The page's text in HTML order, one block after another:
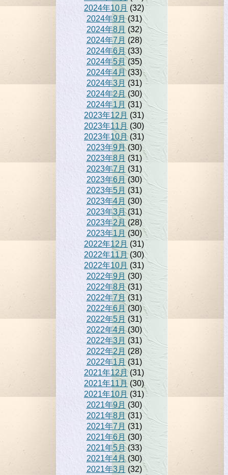
2024年10月 (32)
2024年9月(31)
2024年8月 (32)
2024年7月 (28)
2024年6月(33)
2024年5月(35)
2024年4月(33)
2024年3月(31)
2024年2月 (30)
2024年1月 (31)
2023年12月 (31)
2023年11月(30)
2023年10月(31)
2023年9月(30)
2023年8月 (31)
2023年7月 (31)
2023年6月 (30)
2023年5月 (31)
2023年4月 (30)
2023年3月(31)
2023年2月(28)
2023年1月 (30)
2022年12月 (31)
2022年11月 (30)
2022年10月 (31)
2022年9月 (30)
2022年8月(31)
2022年7月(31)
2022年6月 (30)
2022年5月(31)
2022年4月(30)
2022年3月 (31)
2022年2月 (28)
2022年1月 (31)
2021年12月(31)
2021年11月 (30)
2021年10月 (31)
2021年9月 (30)
2021年8月 (31)
2021年7月 (31)
2021年6月 (30)
2021年5月(33)
2021年4月(30)
2021年3月 (32)